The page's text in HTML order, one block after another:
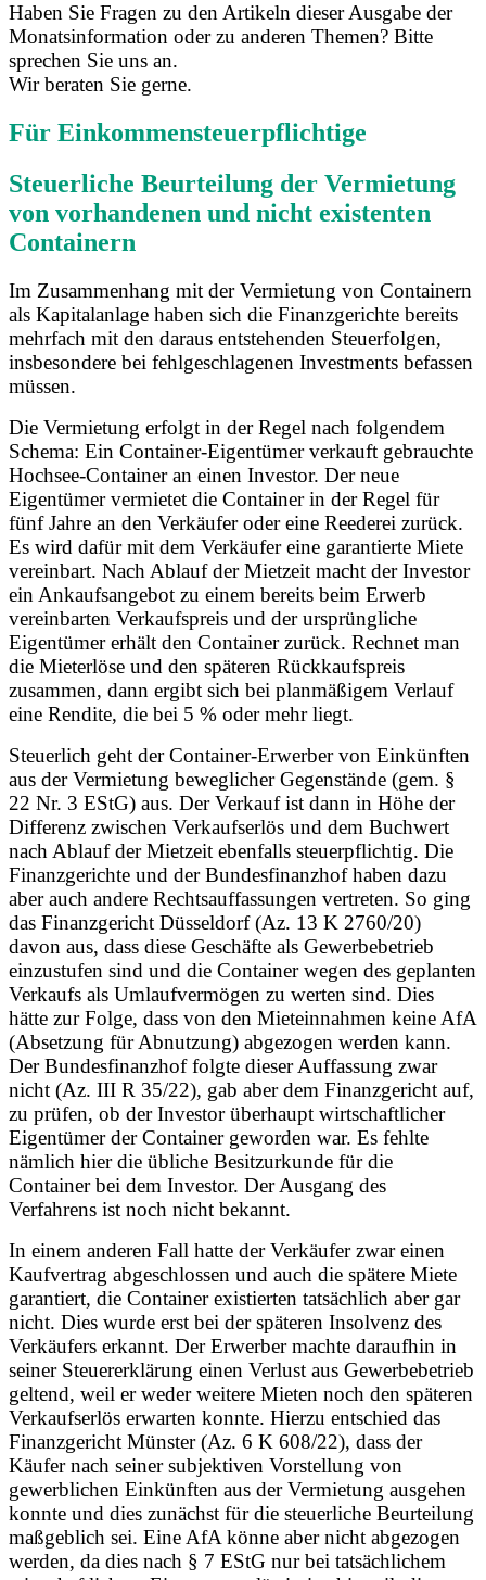
Haben Sie Fragen zu den Artikeln dieser Ausgabe der
Monatsinformation oder zu anderen Themen? Bitte
sprechen Sie uns an.
Wir beraten Sie gerne.
Für Einkommensteuerpflichtige
Steuerliche Beurteilung der Vermietung
von vorhandenen und nicht existenten
Containern
Im Zusammenhang mit der Vermietung von Containern
als Kapitalanlage haben sich die Finanzgerichte bereits
mehrfach mit den daraus entstehenden Steuerfolgen,
insbesondere bei fehlgeschlagenen Investments befassen
müssen.
Die Vermietung erfolgt in der Regel nach folgendem
Schema: Ein Container-Eigentümer verkauft gebrauchte
Hochsee-Container an einen Investor. Der neue
Eigentümer vermietet die Container in der Regel für
fünf Jahre an den Verkäufer oder eine Reederei zurück.
Es wird dafür mit dem Verkäufer eine garantierte Miete
vereinbart. Nach Ablauf der Mietzeit macht der Investor
ein Ankaufsangebot zu einem bereits beim Erwerb
vereinbarten Verkaufspreis und der ursprüngliche
Eigentümer erhält den Container zurück. Rechnet man
die Mieterlöse und den späteren Rückkaufspreis
zusammen, dann ergibt sich bei planmäßigem Verlauf
eine Rendite, die bei 5 % oder mehr liegt.
Steuerlich geht der Container-Erwerber von Einkünften
aus der Vermietung beweglicher Gegenstände (gem. §
22 Nr. 3 EStG) aus. Der Verkauf ist dann in Höhe der
Differenz zwischen Verkaufserlös und dem Buchwert
nach Ablauf der Mietzeit ebenfalls steuerpflichtig. Die
Finanzgerichte und der Bundesfinanzhof haben dazu
aber auch andere Rechtsauffassungen vertreten. So ging
das Finanzgericht Düsseldorf (Az. 13 K 2760/20)
davon aus, dass diese Geschäfte als Gewerbebetrieb
einzustufen sind und die Container wegen des geplanten
Verkaufs als Umlaufvermögen zu werten sind. Dies
hätte zur Folge, dass von den Mieteinnahmen keine AfA
(Absetzung für Abnutzung) abgezogen werden kann.
Der Bundesfinanzhof folgte dieser Auffassung zwar
nicht (Az. III R 35/22), gab aber dem Finanzgericht auf,
zu prüfen, ob der Investor überhaupt wirtschaftlicher
Eigentümer der Container geworden war. Es fehlte
nämlich hier die übliche Besitzurkunde für die
Container bei dem Investor. Der Ausgang des
Verfahrens ist noch nicht bekannt.
In einem anderen Fall hatte der Verkäufer zwar einen
Kaufvertrag abgeschlossen und auch die spätere Miete
garantiert, die Container existierten tatsächlich aber gar
nicht. Dies wurde erst bei der späteren Insolvenz des
Verkäufers erkannt. Der Erwerber machte daraufhin in
seiner Steuererklärung einen Verlust aus Gewerbebetrieb
geltend, weil er weder weitere Mieten noch den späteren
Verkaufserlös erwarten konnte. Hierzu entschied das
Finanzgericht Münster (Az. 6 K 608/22), dass der
Käufer nach seiner subjektiven Vorstellung von
gewerblichen Einkünften aus der Vermietung ausgehen
konnte und dies zunächst für die steuerliche Beurteilung
maßgeblich sei. Eine AfA könne aber nicht abgezogen
werden, da dies nach § 7 EStG nur bei tatsächlichem